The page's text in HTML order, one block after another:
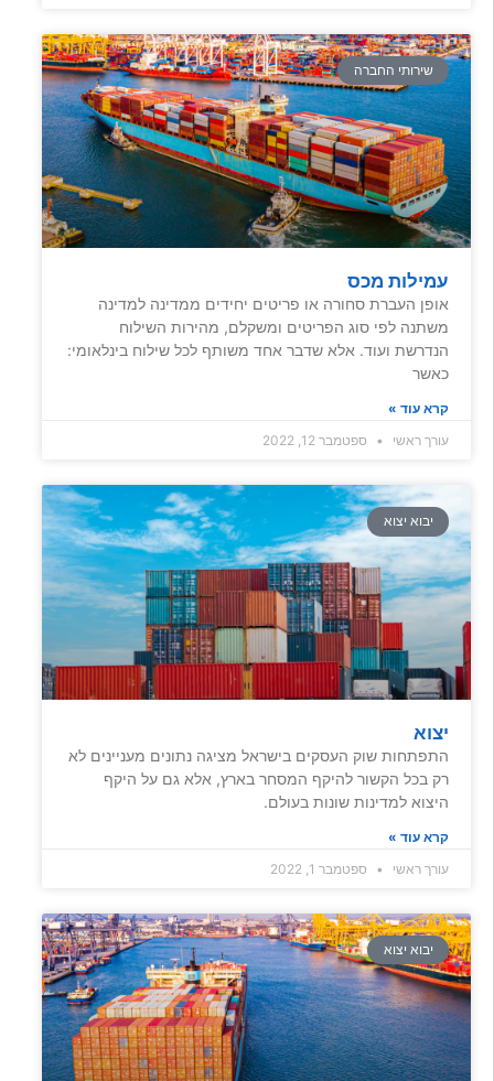
שירותי החברה
עמילות מכס
אופן העברת סחורה או פריטים יחידים ממדינה למדינה
משתנה לפי סוג הפריטים ומשקלם, מהירות השילוח
הנדרשת ועוד. אלא שדבר אחד משותף לכל שילוח בינלאומי:
כאשר
קרא עוד »
עורך ראשי
ספטמבר 12, 2022
יבוא יצוא
יצוא
התפתחות שוק העסקים בישראל מציגה נתונים מעניינים לא
רק בכל הקשור להיקף המסחר בארץ, אלא גם על היקף
היצוא למדינות שונות בעולם.
קרא עוד »
עורך ראשי
ספטמבר 1, 2022
יבוא יצוא